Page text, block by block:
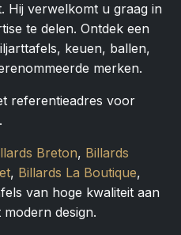
Hij verwelkomt u graag in
te delen. Ontdek een
keuen, ballen,
merken.
referentieadres voor
Breton, Billards
, Billards La Boutique,
van hoge kwaliteit aan
design.